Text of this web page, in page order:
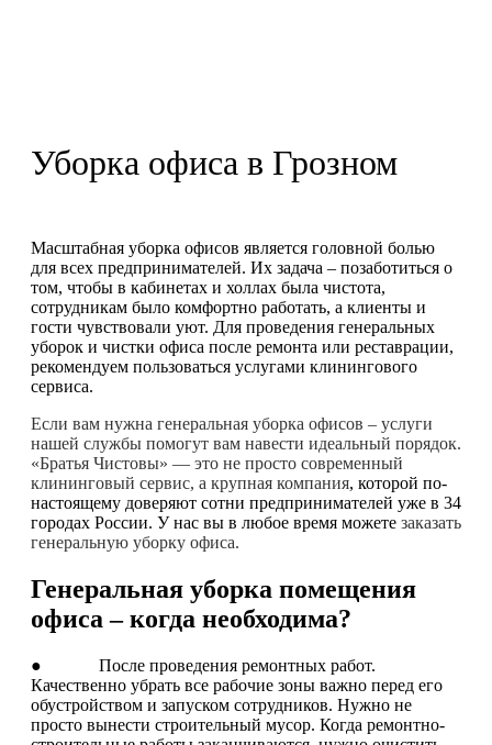
Уборка офиса в Грозном
Масштабная уборка офисов является головной болью
для всех предпринимателей. Их задача – позаботиться о
том, чтобы в кабинетах и холлах была чистота,
сотрудникам было комфортно работать, а клиенты и
гости чувствовали уют. Для проведения генеральных
уборок и чистки офиса после ремонта или реставрации,
рекомендуем пользоваться услугами клинингового
сервиса.
Если вам нужна генеральная уборка офисов – услуги
нашей службы помогут вам навести идеальный порядок.
«Братья Чистовы» — это не просто современный
клининговый сервис, а крупная компания, которой по-
настоящему доверяют сотни предпринимателей уже в 34
городах России. У нас вы в любое время можете заказать
генеральную уборку офиса.
Генеральная уборка помещения
офиса – когда необходима?
● После проведения ремонтных работ.
Качественно убрать все рабочие зоны важно перед его
обустройством и запуском сотрудников. Нужно не
просто вынести строительный мусор. Когда ремонтно-